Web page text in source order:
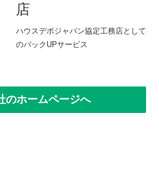
店
ハウスデポジャパン協定工務店として
のバックUPサービス
のホームページへ